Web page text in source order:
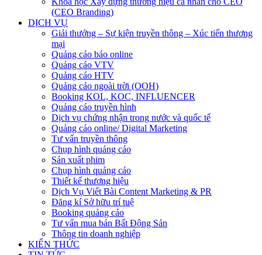
(CEO Branding)
DỊCH VỤ
Giải thưởng – Sự kiện truyền thông – Xúc tiến thương
mại
Quảng cáo báo online
Quảng cáo VTV
Quảng cáo HTV
Quảng cáo ngoài trời (OOH)
Booking KOL, KOC, INFLUENCER
Quảng cáo truyền hình
Dịch vụ chứng nhận trong nước và quốc tế
Quảng cáo online/ Digital Marketing
Tư vấn truyền thông
Chụp hình quảng cáo
Sản xuất phim
Chụp hình quảng cáo
Thiết kế thương hiệu
Dịch Vụ Viết Bài Content Marketing & PR
Đăng kí Sở hữu trí tuệ
Booking quảng cáo
Tư vấn mua bán Bất Động Sản
Thông tin doanh nghiệp
KIẾN THỨC